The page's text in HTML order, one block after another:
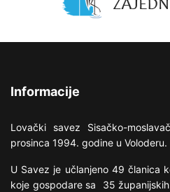
Informacije
Lovački savez Sisačko-
prosinca 1994. godine u Voloderu.
U Savez je učlanjeno 49 članica
koje gospodare sa 35